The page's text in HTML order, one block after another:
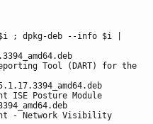
; dpkg-deb --info $i |